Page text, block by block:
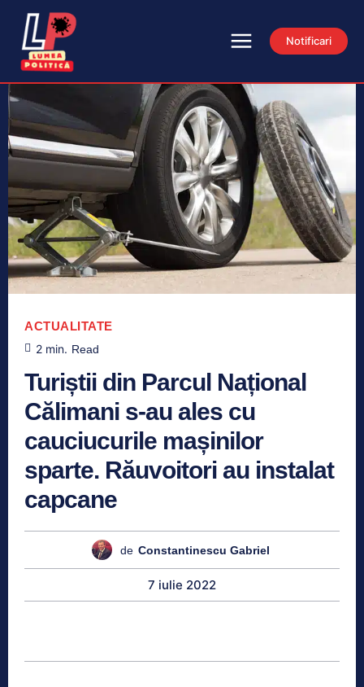
Notificari
ACTUALITATE
2 min. Read
Turiștii din Parcul Național
Călimani s-au ales cu
cauciucurile mașinilor
sparte. Răuvoitori au instalat
capcane
de Constantinescu Gabriel
7 iulie 2022